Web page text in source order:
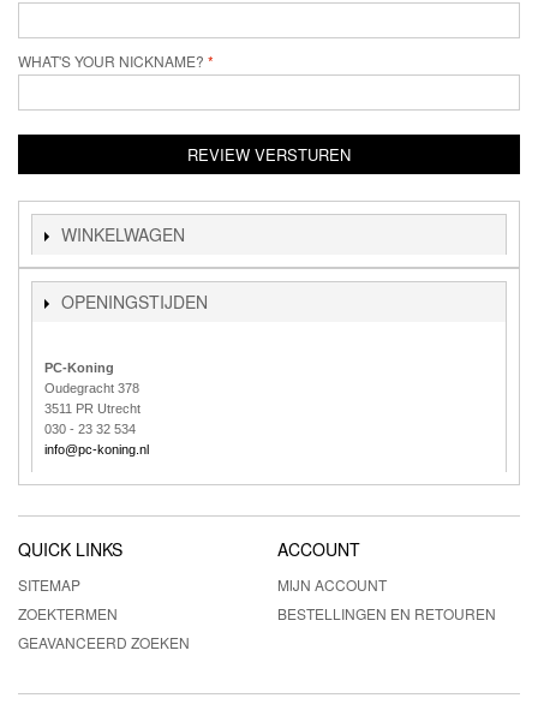
WHAT'S YOUR NICKNAME?
REVIEW VERSTUREN
WINKELWAGEN
OPENINGSTIJDEN
PC-Koning
Oudegracht 378
3511 PR Utrecht
030 - 23 32 534
info@pc-koning.nl
QUICK LINKS
SITEMAP
ZOEKTERMEN
GEAVANCEERD ZOEKEN
ACCOUNT
MIJN ACCOUNT
BESTELLINGEN EN RETOUREN